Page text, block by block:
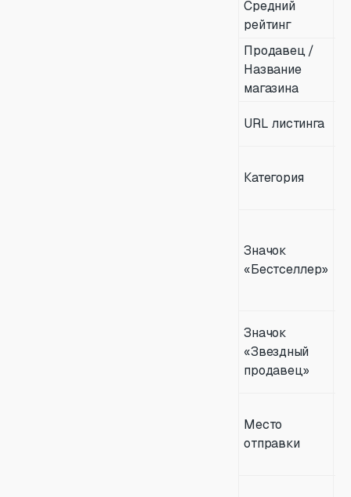
Средний
рейтинг
Продавец /
Название
магазина
URL листинга
Категория
Значок
«Бестселлер»
Значок
«Звездный
продавец»
Место
отправки